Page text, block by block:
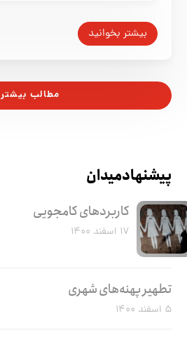
بیشتر بخوانید
مطالب بیشتر
پیشنهاد میدان
کاربرد‌های کامجویی
۱۷ اسفند ۱۴۰۰
تطهیر پهنه‌های شهری
۵ اسفند ۱۴۰۰